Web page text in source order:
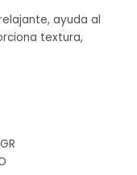
ayuda al
textura,